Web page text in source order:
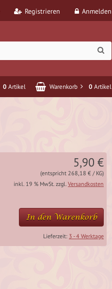
Anmelden
Registrieren
Warenkorb 0 Artikel
0 Artikel
5,90 €
(entspricht 268,18 € / KG)
inkl. 19 % MwSt. zzgl. Versandkosten
In den Warenkorb
Lieferzeit: 3 - 4 Werktage